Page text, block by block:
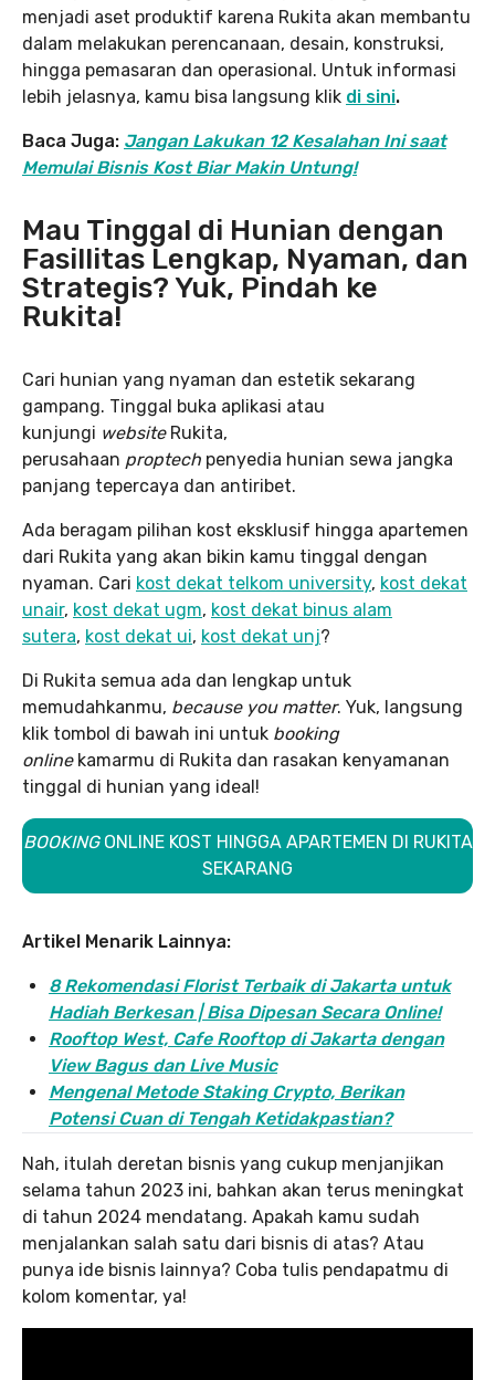
menjadi aset produktif karena Rukita akan membantu
dalam melakukan perencanaan, desain, konstruksi,
hingga pemasaran dan operasional. Untuk informasi
lebih jelasnya, kamu bisa langsung klik di sini.
Baca Juga: Jangan Lakukan 12 Kesalahan Ini saat
Memulai Bisnis Kost Biar Makin Untung!
Mau Tinggal di Hunian dengan
Fasillitas Lengkap, Nyaman, dan
Strategis? Yuk, Pindah ke
Rukita!
Cari hunian yang nyaman dan estetik sekarang
gampang. Tinggal buka aplikasi atau
kunjungi websiteRukita,
perusahaan proptech penyedia hunian sewa jangka
panjang tepercaya dan antiribet.
Ada beragam pilihan kost eksklusif hingga apartemen
dari Rukita yang akan bikin kamu tinggal dengan
nyaman. Cari kost dekat telkom university, kost dekat
unair, kost dekat ugm, kost dekat binus alam
sutera, kost dekat ui, kost dekat unj?
Di Rukita semua ada dan lengkap untuk
memudahkanmu, because you matter. Yuk, langsung
klik tombol di bawah ini untuk booking
onlinekamarmu di Rukita dan rasakan kenyamanan
tinggal di hunian yang ideal!
BOOKING ONLINE KOST HINGGA APARTEMEN DI RUKITA
SEKARANG
Artikel Menarik Lainnya:
8 Rekomendasi Florist Terbaik di Jakarta untuk
Hadiah Berkesan | Bisa Dipesan Secara Online!
Rooftop West, Cafe Rooftop di Jakarta dengan
View Bagus dan Live Music
Mengenal Metode Staking Crypto, Berikan
Potensi Cuan di Tengah Ketidakpastian?
Nah, itulah deretan bisnis yang cukup menjanjikan
selama tahun 2023 ini, bahkan akan terus meningkat
di tahun 2024 mendatang. Apakah kamu sudah
menjalankan salah satu dari bisnis di atas? Atau
punya ide bisnis lainnya? Coba tulis pendapatmu di
kolom komentar, ya!